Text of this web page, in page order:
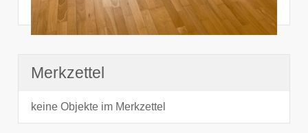
noch nichts angesehen
Merkzettel
keine Objekte im Merkzettel